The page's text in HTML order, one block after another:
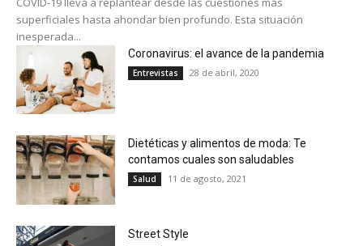
superficiales hasta ahondar bien profundo. Esta situación
inesperada...
Coronavirus: el avance de la pandemia
Entrevistas 28 de abril, 2020
Dietéticas y alimentos de moda: Te
contamos cuales son saludables
Salud 11 de agosto, 2021
Street Style